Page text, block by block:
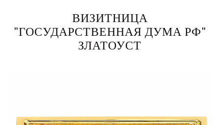
ВИЗИТНИЦА
"ГОСУДАРСТВЕННАЯ ДУМА РФ"
ЗЛАТОУСТ